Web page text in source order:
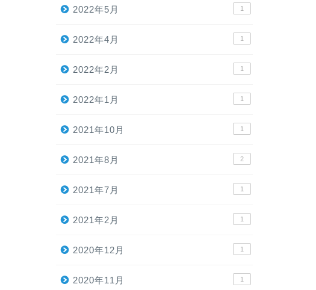
2022年5月 1
2022年4月 1
2022年2月 1
2022年1月 1
2021年10月 1
2021年8月 2
2021年7月 1
2021年2月 1
2020年12月 1
2020年11月 1